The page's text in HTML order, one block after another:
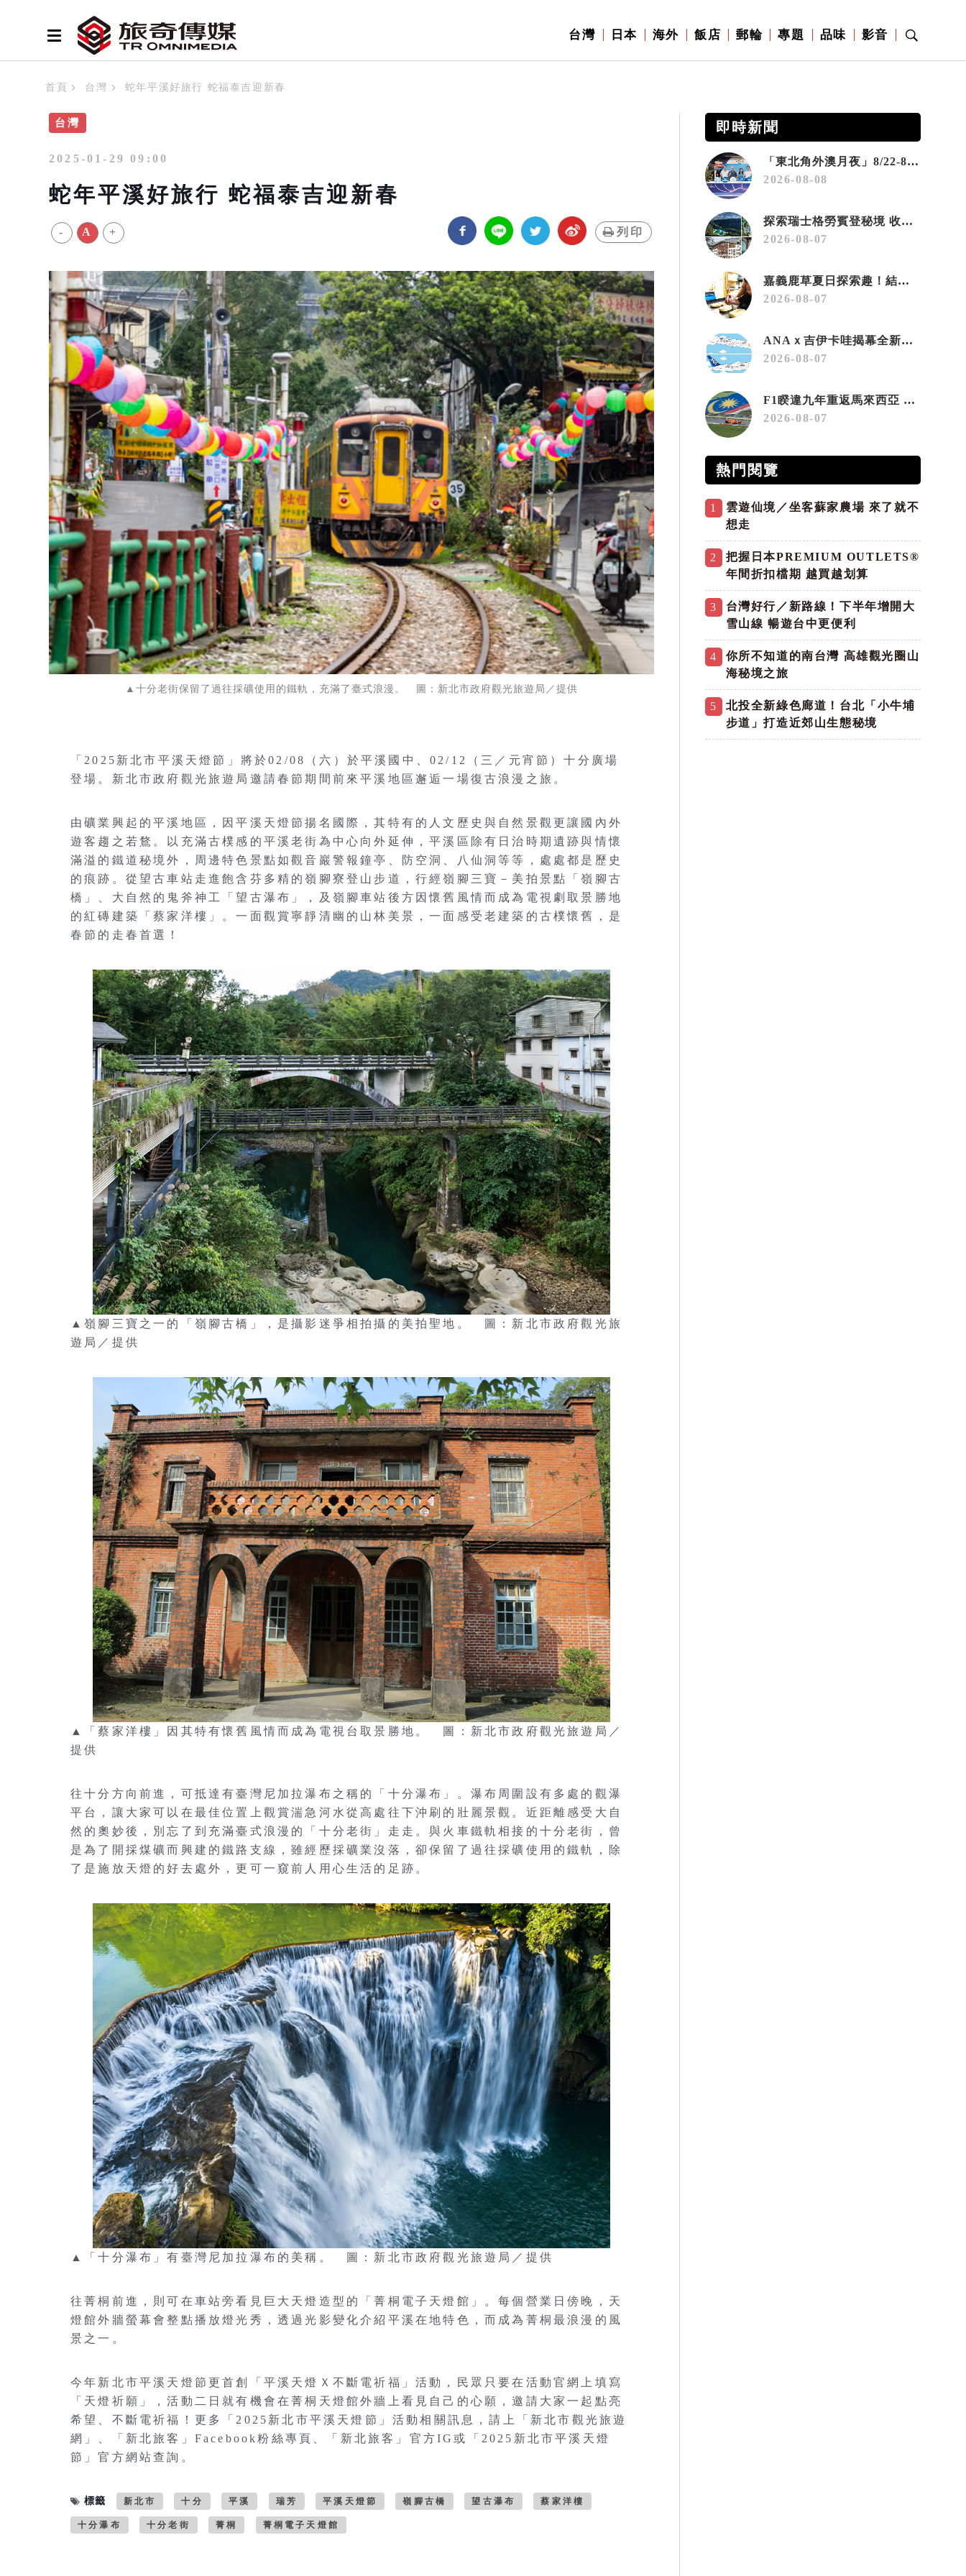
台灣 日本 海外 飯店 郵輪 專題 品味 影音
首頁 台灣 蛇年平溪好旅行 蛇福泰吉迎新春
台灣
2025-01-29 09:00
蛇年平溪好旅行 蛇福泰吉迎新春
- A + 列印
▲十分老街保留了過往採礦使用的鐵軌，充滿了臺式浪漫。 圖：新北市政府觀光旅遊局／提供
「2025新北市平溪天燈節」將於02/08（六）於平溪國中、02/12（三／元宵節）十分廣場
登場。新北市政府觀光旅遊局邀請春節期間前來平溪地區邂逅一場復古浪漫之旅。
由礦業興起的平溪地區，因平溪天燈節揚名國際，其特有的人文歷史與自然景觀更讓國內外
遊客趨之若鶩。以充滿古樸感的平溪老街為中心向外延伸，平溪區除有日治時期遺跡與情懷
滿溢的鐵道秘境外，周邊特色景點如觀音巖警報鐘亭、防空洞、八仙洞等等，處處都是歷史
的痕跡。從望古車站走進飽含芬多精的嶺腳寮登山步道，行經嶺腳三寶－美拍景點「嶺腳古
橋」、大自然的鬼斧神工「望古瀑布」，及嶺腳車站後方因懷舊風情而成為電視劇取景勝地
的紅磚建築「蔡家洋樓」。一面觀賞寧靜清幽的山林美景，一面感受老建築的古樸懷舊，是
春節的走春首選！
▲嶺腳三寶之一的「嶺腳古橋」，是攝影迷爭相拍攝的美拍聖地。 圖：新北市政府觀光旅
遊局／提供
▲「蔡家洋樓」因其特有懷舊風情而成為電視台取景勝地。 圖：新北市政府觀光旅遊局／
提供
往十分方向前進，可抵達有臺灣尼加拉瀑布之稱的「十分瀑布」。瀑布周圍設有多處的觀瀑
平台，讓大家可以在最佳位置上觀賞湍急河水從高處往下沖刷的壯麗景觀。近距離感受大自
然的奧妙後，別忘了到充滿臺式浪漫的「十分老街」走走。與火車鐵軌相接的十分老街，曾
是為了開採煤礦而興建的鐵路支線，雖經歷採礦業沒落，卻保留了過往採礦使用的鐵軌，除
了是施放天燈的好去處外，更可一窺前人用心生活的足跡。
▲「十分瀑布」有臺灣尼加拉瀑布的美稱。 圖：新北市政府觀光旅遊局／提供
往菁桐前進，則可在車站旁看見巨大天燈造型的「菁桐電子天燈館」。每個營業日傍晚，天
燈館外牆螢幕會整點播放燈光秀，透過光影變化介紹平溪在地特色，而成為菁桐最浪漫的風
景之一。
今年新北市平溪天燈節更首創「平溪天燈Ｘ不斷電祈福」活動，民眾只要在活動官網上填寫
「天燈祈願」，活動二日就有機會在菁桐天燈館外牆上看見自己的心願，邀請大家一起點亮
希望、不斷電祈福！更多「2025新北市平溪天燈節」活動相關訊息，請上「新北市觀光旅遊
網」、「新北旅客」Facebook粉絲專頁、「新北旅客」官方IG或「2025新北市平溪天燈
節」官方網站查詢。
標籤 新北市 十分 平溪 瑞芳 平溪天燈節 嶺腳古橋 望古瀑布 蔡家洋樓
十分瀑布 十分老街 菁桐 菁桐電子天燈館
即時新聞
「東北角外澳月夜」8/22-8/23浪漫登場 串聯五漁村、音樂、市集、火舞與慢旅共度夏夜
2026-08-08
探索瑞士格勞賓登秘境 收藏六種阿爾卑斯夏日療癒之旅
2026-08-07
嘉義鹿草夏日探索趣！結合科學、農場與自然的親子小旅行
2026-08-07
ANAｘ吉伊卡哇揭幕全新彩繪機「Chiikawa JET」
2026-08-07
F1睽違九年重返馬來西亞 三大國際賽事打造10月運動旅遊熱潮 賽車、自行車、路跑同週登場
2026-08-07
熱門閱覽
1
雲遊仙境／坐客蘇家農場 來了就不
想走
2
把握日本PREMIUM OUTLETS®
年間折扣檔期 越買越划算
3
台灣好行／新路線！下半年增開大
雪山線 暢遊台中更便利
4
你所不知道的南台灣 高雄觀光圈山
海秘境之旅
5
北投全新綠色廊道！台北「小牛埔
步道」打造近郊山生態秘境